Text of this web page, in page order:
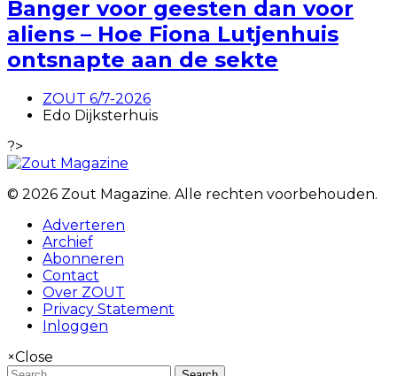
Banger voor geesten dan voor
aliens – Hoe Fiona Lutjenhuis
ontsnapte aan de sekte
ZOUT 6/7-2026
Edo Dijksterhuis
?>
© 2026 Zout Magazine. Alle rechten voorbehouden.
Adverteren
Archief
Abonneren
Contact
Over ZOUT
Privacy Statement
Inloggen
×Close